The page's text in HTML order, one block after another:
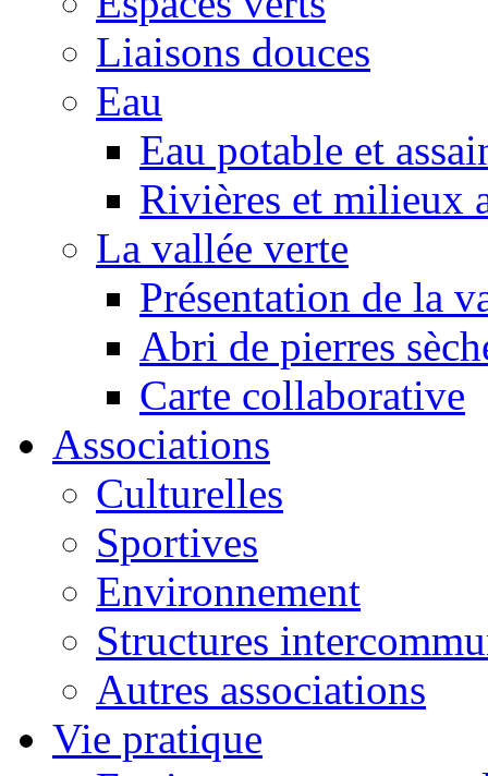
Liaisons douces
Eau
Eau potable et
Rivières et milieux
La vallée verte
Présentation de la
Abri de pierres
Carte collaborative
Associations
Culturelles
Sportives
Environnement
Structures
Autres associations
Vie pratique